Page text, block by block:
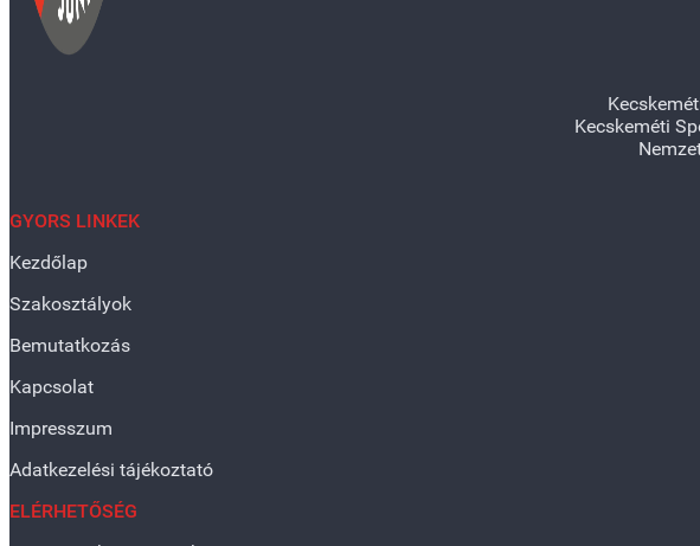
Kecskeméti
GYORS LINKEK
Kezdőlap
Szakosztályok
Bemutatkozás
Kapcsolat
Impresszum
Adatkezelési tájékoztató
ELÉRHETŐSÉG